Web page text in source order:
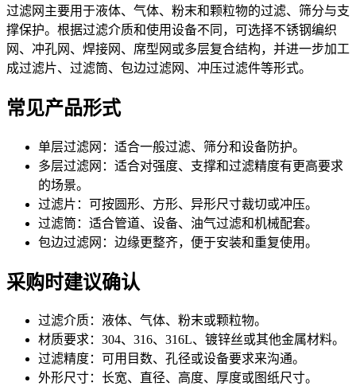
过滤网主要用于液体、气体、粉末和颗粒物的过滤、筛分与支
撑保护。根据过滤介质和使用设备不同，可选择不锈钢编织
网、冲孔网、焊接网、席型网或多层复合结构，并进一步加工
成过滤片、过滤筒、包边过滤网、冲压过滤件等形式。
常见产品形式
单层过滤网：适合一般过滤、筛分和设备防护。
多层过滤网：适合对强度、支撑和过滤精度有更高要求
的场景。
过滤片：可按圆形、方形、异形尺寸裁切或冲压。
过滤筒：适合管道、设备、油气过滤和机械配套。
包边过滤网：边缘更整齐，便于安装和重复使用。
采购时建议确认
过滤介质：液体、气体、粉末或颗粒物。
材质要求：304、316、316L、镀锌丝或其他金属材料。
过滤精度：可用目数、孔径或设备要求来沟通。
外形尺寸：长宽、直径、高度、厚度或图纸尺寸。